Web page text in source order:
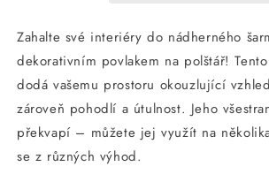
Zahalte své interiéry do nádherného
dekorativním povlakem na polštář!
dodá vašemu prostoru okouzlující
zároveň pohodlí a útulnost. Jeho
překvapí – můžete jej využít na
se z různých výhod.